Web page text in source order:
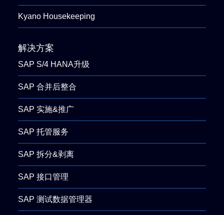
Kyano Housekeeping
解决方案
SAP S/4 HANA升级
SAP 合并后整合
SAP 实施&推广
SAP 托管服务
SAP 拆分&剥离
SAP 接口管理
SAP 测试数据管理器